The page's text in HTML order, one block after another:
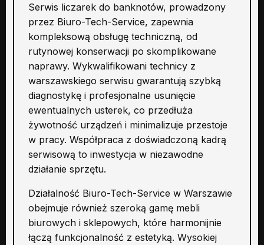
Serwis liczarek do banknotów, prowadzony
przez Biuro-Tech-Service, zapewnia
kompleksową obsługę techniczną, od
rutynowej konserwacji po skomplikowane
naprawy. Wykwalifikowani technicy z
warszawskiego serwisu gwarantują szybką
diagnostykę i profesjonalne usunięcie
ewentualnych usterek, co przedłuża
żywotność urządzeń i minimalizuje przestoje
w pracy. Współpraca z doświadczoną kadrą
serwisową to inwestycja w niezawodne
działanie sprzętu.
Działalność Biuro-Tech-Service w Warszawie
obejmuje również szeroką gamę mebli
biurowych i sklepowych, które harmonijnie
łączą funkcjonalność z estetyką. Wysokiej